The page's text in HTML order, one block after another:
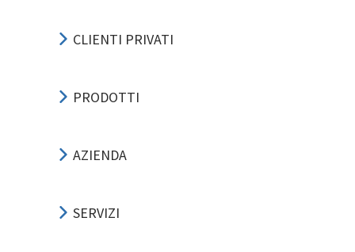
CLIENTI PRIVATI
PRODOTTI
AZIENDA
SERVIZI